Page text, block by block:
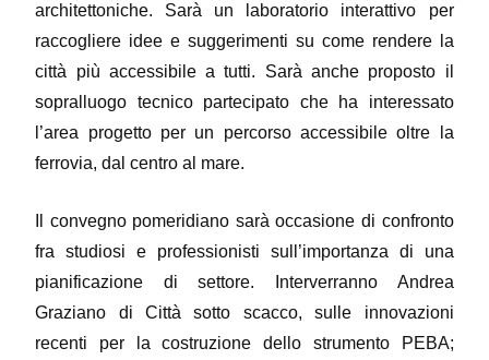
architettoniche. Sarà un laboratorio interattivo per
raccogliere idee e suggerimenti su come rendere la
città più accessibile a tutti. Sarà anche proposto il
sopralluogo tecnico partecipato che ha interessato
l’area progetto per un percorso accessibile oltre la
ferrovia, dal centro al mare.
Il convegno pomeridiano sarà occasione di confronto
fra studiosi e professionisti ​sull’importanza di una
pianificazione di settore. Interverranno Andrea
Graziano di Città sotto scacco, sulle ​innovazioni
recenti per la costruzione dello strumento PEBA;